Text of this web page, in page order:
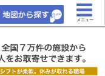
メニュー